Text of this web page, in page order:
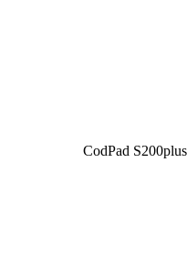
CodPad S200plus